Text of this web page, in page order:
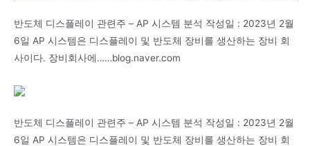
반도체 디스플레이 관련주 – AP 시스템 분석 작성일 : 2023년 2월
6일 AP 시스템은 디스플레이 및 반도체 장비를 생산하는 장비 회
사이다. 장비회사에……blog.naver.com
반도체 디스플레이 관련주 – AP 시스템 분석 작성일 : 2023년 2월
6일 AP 시스템은 디스플레이 및 반도체 장비를 생산하는 장비 회